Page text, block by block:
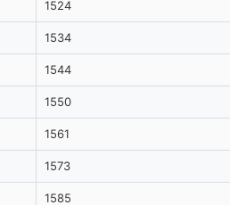
1524
1534
1544
1550
1561
1573
1585